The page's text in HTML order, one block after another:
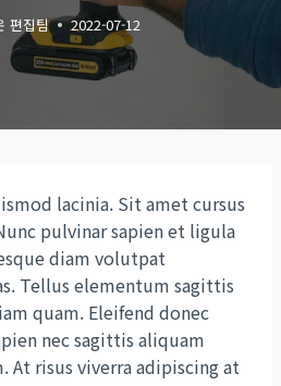
편집팀 2022-07-12
lacinia. Sit amet cursus
pulvinar sapien et ligula
diam volutpat
Tellus elementum sagittis
quam. Eleifend donec
nec sagittis aliquam
At risus viverra adipiscing at